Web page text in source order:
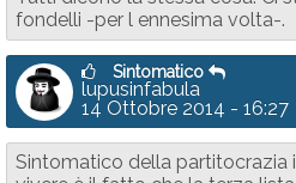
fondelli -per l ennesima volta-.
Sintomatico
lupusinfabula
14 Ottobre 2014 - 16:27
Sintomatico della partitocrazia